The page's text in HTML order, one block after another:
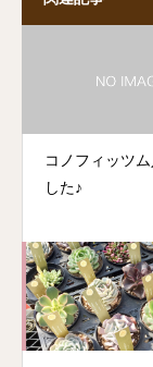
コノフィッツ
した♪